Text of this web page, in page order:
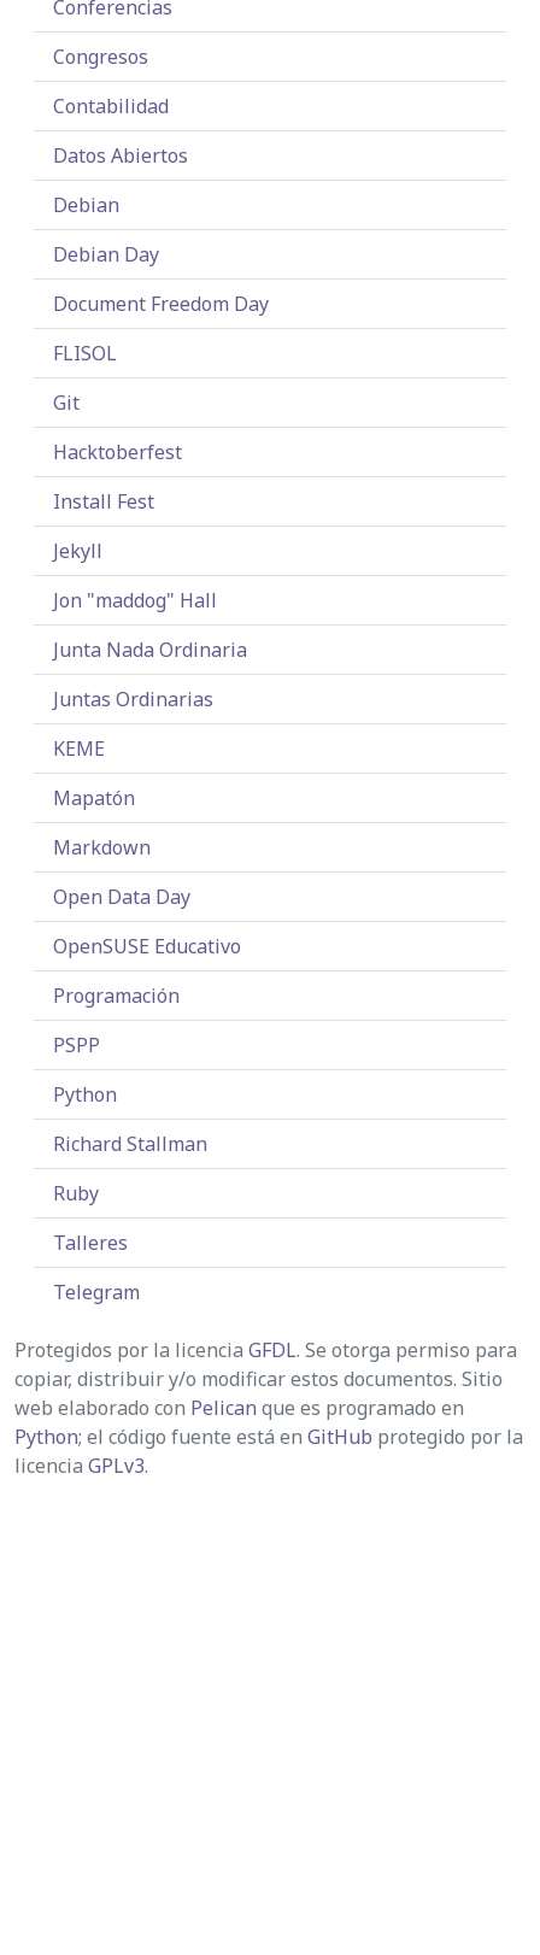
Conferencias
Congresos
Contabilidad
Datos Abiertos
Debian
Debian Day
Document Freedom Day
FLISOL
Git
Hacktoberfest
Install Fest
Jekyll
Jon "maddog" Hall
Junta Nada Ordinaria
Juntas Ordinarias
KEME
Mapatón
Markdown
Open Data Day
OpenSUSE Educativo
Programación
PSPP
Python
Richard Stallman
Ruby
Talleres
Telegram
Protegidos por la licencia GFDL. Se otorga permiso para
copiar, distribuir y/o modificar estos documentos. Sitio
web elaborado con Pelican que es programado en
Python; el código fuente está en GitHub protegido por la
licencia GPLv3.